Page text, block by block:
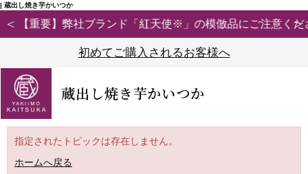
| 蔵出し焼き芋かいつか
【重要】弊社ブランド「紅天使※」の模倣品にご注意ください
初めてご購入されるお客様へ
蔵出し焼き芋かいつか
指定されたトピックは存在しません。
ホームへ戻る